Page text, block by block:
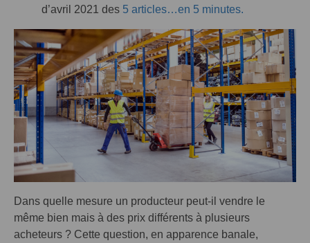
d’avril 2021 des 5 articles…en 5 minutes.
Dans quelle mesure un producteur peut-il vendre le
même bien mais à des prix différents à plusieurs
acheteurs ? Cette question, en apparence banale,